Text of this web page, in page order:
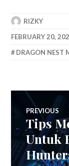
RIZKY
FEBRUARY 20,
DRAGON NEST
Post
PREVIOUS
Previous
post:
Tips
Untuk